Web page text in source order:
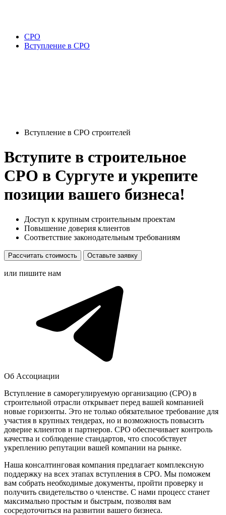
СРО
Вступление в СРО
Вступление в СРО строителей
Вступите в строительное
СРО в Сургуте и укрепите
позиции вашего бизнеса!
Доступ к крупным строительным проектам
Повышение доверия клиентов
Соответствие законодательным требованиям
Рассчитать стоимость Оставьте заявку
или пишите нам
Об Ассоциации
Вступление в саморегулируемую организацию (СРО) в
строительной отрасли открывает перед вашей компанией
новые горизонты. Это не только обязательное требование для
участия в крупных тендерах, но и возможность повысить
доверие клиентов и партнеров. СРО обеспечивает контроль
качества и соблюдение стандартов, что способствует
укреплению репутации вашей компании на рынке.
Наша консалтинговая компания предлагает комплексную
поддержку на всех этапах вступления в СРО. Мы поможем
вам собрать необходимые документы, пройти проверку и
получить свидетельство о членстве. С нами процесс станет
максимально простым и быстрым, позволяя вам
сосредоточиться на развитии вашего бизнеса.